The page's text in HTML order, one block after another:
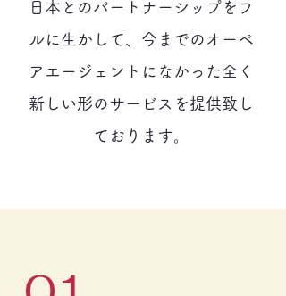
日本とのパートナーシップをフ
ルに生かして、今までのオーペ
アエージェントになかった全く
新しい形のサービスを提供致し
ております。